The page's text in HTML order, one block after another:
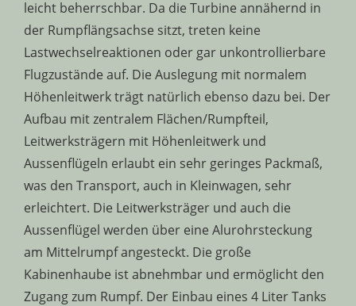
leicht beherrschbar. Da die Turbine annähernd in
der Rumpflängsachse sitzt, treten keine
Lastwechselreaktionen oder gar unkontrollierbare
Flugzustände auf. Die Auslegung mit normalem
Höhenleitwerk trägt natürlich ebenso dazu bei. Der
Aufbau mit zentralem Flächen/Rumpfteil,
Leitwerksträgern mit Höhenleitwerk und
Aussenflügeln erlaubt ein sehr geringes Packmaß,
was den Transport, auch in Kleinwagen, sehr
erleichtert. Die Leitwerksträger und auch die
Aussenflügel werden über eine Alurohrsteckung
am Mittelrumpf angesteckt. Die große
Kabinenhaube ist abnehmbar und ermöglicht den
Zugang zum Rumpf. Der Einbau eines 4 Liter Tanks